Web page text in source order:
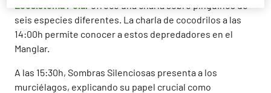
seis especies diferentes. La charla de cocodrilos a las
14:00h permite conocer a estos depredadores en el
Manglar.
A las 15:30h, Sombras Silenciosas presenta a los
murciélagos, explicando su papel crucial como